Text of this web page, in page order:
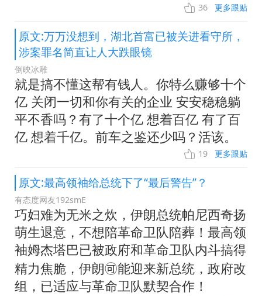
36 更多跟贴
原文:万万没想到，湖北首富已被关进看守所，
涉案罪名简直让人大跌眼镜
倒映冰雕
就是搞不懂这帮有钱人。你特么赚够十个
亿 关闭一切和你有关的企业 安安稳稳躺
平不香吗？有了十个亿 想着百亿 有了百
亿 想着千亿。前车之鉴还少吗？活该。
19 更多跟贴
原文:最高领袖给总统下了“最后警告”？
有态度网友192smE
巧妇难为无米之炊，伊朗总统帕尼西奇扬
萌生退意，不想陪革命卫队陪葬！最高领
袖姆杰塔巴已被政府和革命卫队内斗搞得
精力焦脆，伊朗🉑能迎来新总统，政府改
组，已适应与革命卫队默契合作！